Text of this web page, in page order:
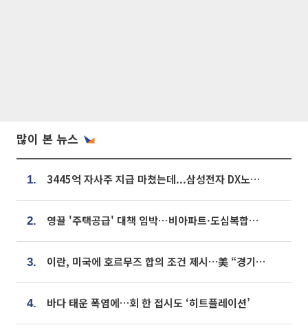
많이 본 뉴스
1. 3445억 자사주 지급 마쳤는데...삼성전자 DX노조, 뒤늦은 '떼쓰기 집회'
2. 영끌 '주택공급' 대책 임박⋯비아파트·도심복합까지 총동원
3. 이란, 미국에 호르무즈 합의 조건 제시…美 “경기 아직 안 끝나” [종합]
4. 바다 태운 폭염에…회 한 접시도 ‘히트플레이션’